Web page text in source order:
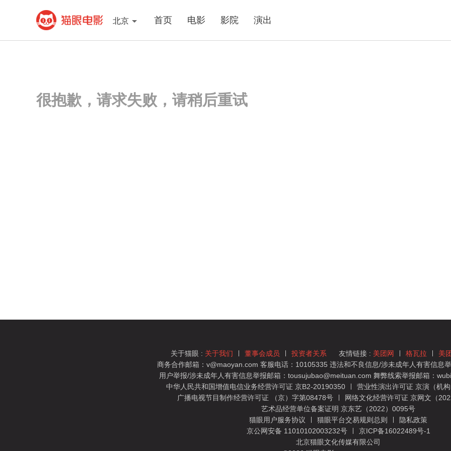
北京 首页 电影 影院 演出
很抱歉，请求失败，请稍后重试
关于猫眼 : 关于我们 董事会成员 投资者关系 友情链接 : 美团网 格瓦拉 美
商务合作邮箱：v@maoyan.com 客服电话：10105335 违法和不良信息/涉未成年人有害信息
用户举报/涉未成年人有害信息举报邮箱：tousujubao@meituan.com 舞弊线索举报邮箱：
中华人民共和国增值电信业务经营许可证 京B2-20190350
营业性演出许可证 京演（机
广播电视节目制作经营许可证 （京）字第08478号
网络文化经营许可证 京网文（
艺术品经营单位备案证明 京东艺（2022）0095号
猫眼用户服务协议
猫眼平台交易规则总则
隐私政策
京公网安备 11010102003232号
京ICP备16022489号-1
北京猫眼文化传媒有限公司